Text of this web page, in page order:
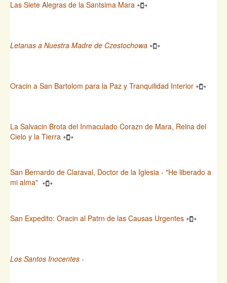
Las Siete Alegras de la Santsima Mara
Letanas a Nuestra Madre de Czestochowa
Oracin a San Bartolom para la Paz y Tranquilidad Interior
La Salvacin Brota del Inmaculado Corazn de Mara, Reina del
Cielo y la Tierra
San Bernardo de Claraval, Doctor de la Iglesia - "He liberado a
mi alma"
San Expedito: Oracin al Patrn de las Causas Urgentes
Los Santos Inocentes -